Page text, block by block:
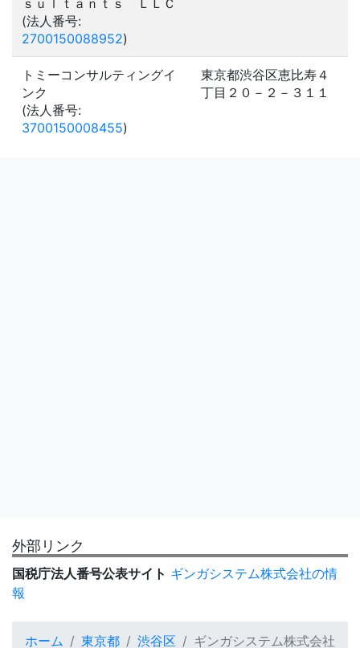
ｓｕｌｔａｎｔｓ ＬＬＣ
(法人番号:
2700150088952)
トミーコンサルティングイ
ンク
(法人番号:
3700150008455)
東京都渋谷区恵比寿４
丁目２０－２－３１１
外部リンク
国税庁法人番号公表サイト ギンガシステム株式会社の情
報
ホーム 東京都 渋谷区 ギンガシステム株式会社